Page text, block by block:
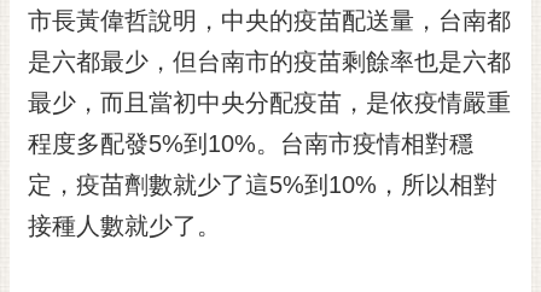
訂
閱
子
報
市
民
信
市長黃偉哲說明，中央的疫苗配送量，台南都
是六都最少，但台南市的疫苗剩餘率也是六都
最少，而且當初中央分配疫苗，是依疫情嚴重
程度多配發5%到10%。台南市疫情相對穩
定，疫苗劑數就少了這5%到10%，所以相對
接種人數就少了。